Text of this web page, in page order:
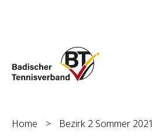
Home > Bezirk 2 Sommer 2021